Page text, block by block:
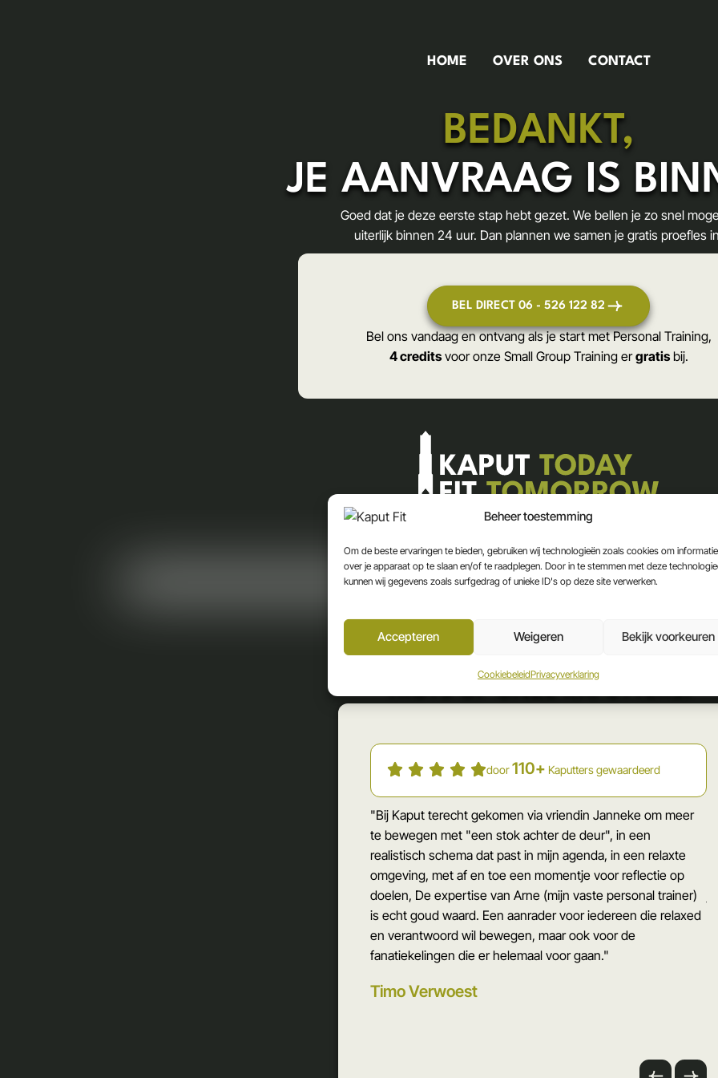
Beheer toestemming
Om de beste ervaringen te bieden, gebruiken wij technologieën zoals cookies om informatie
over je apparaat op te slaan en/of te raadplegen. Door in te stemmen met deze
kunnen wij gegevens zoals surfgedrag of unieke ID's op deze site verwerken.
Accepteren Weigeren Bekijk voorkeuren
CookiebeleidPrivacyverklaring
HOME OVER ONS CONTACT
BEDANKT,
JE AANVRAAG IS
Goed dat je deze eerste stap hebt gezet. We bellen je zo snel
uiterlijk binnen 24 uur. Dan plannen we samen je gratis proefles
BEL DIRECT 06 - 526 122 82
Bel ons vandaag en ontvang als je start met Personal Training,
4 creditsvoor onze Small Group Training ergratisbij.
REVIEWS
door110+ Kaputters gewaardeerd
"Bij Kaput terecht gekomen via vriendin Janneke om meer
te bewegen met "een stok achter de deur", in een
realistisch schema dat past in mijn agenda, in een relaxte
omgeving, met af en toe een momentje voor reflectie op
doelen, De expertise van Arne (mijn vaste personal trainer)
is echt goud waard. Een aanrader voor iedereen die relaxed
en verantwoord wil bewegen, maar ook voor de
fanatiekelingen die er helemaal voor gaan."
Timo Verwoest